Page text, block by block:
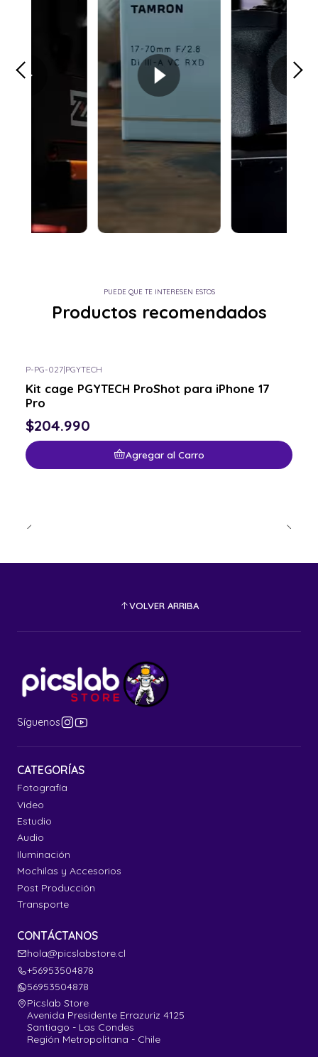
PUEDE QUE TE INTERESEN ESTOS
Productos recomendados
P-PG-027|PGYTECH
Kit cage PGYTECH ProShot para iPhone 17
Pro
$204.990
Agregar al Carro
VOLVER ARRIBA
Síguenos
CATEGORÍAS
Fotografía
Video
Estudio
Audio
Iluminación
Mochilas y Accesorios
Post Producción
Transporte
CONTÁCTANOS
hola@picslabstore.cl
+56953504878
56953504878
Picslab Store
Avenida Presidente Errazuriz 4125
Santiago - Las Condes
Región Metropolitana - Chile